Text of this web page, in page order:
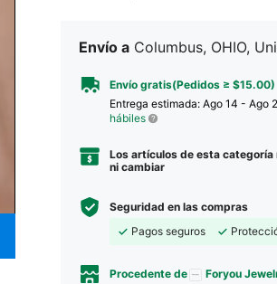
Envío a Columbus, OHIO,
Envío gratis(Pedidos ≥ $15.00)
Entrega estimada: Ago 14 - Ago
hábiles
Los artículos de esta categoría
ni cambiar
Seguridad en las compras
Pagos seguros
Procedente de Foryou